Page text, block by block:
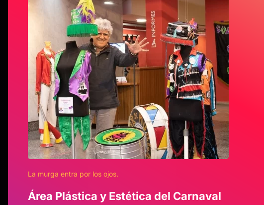
La murga entra por los ojos.
Área Plástica y Estética del Carnaval